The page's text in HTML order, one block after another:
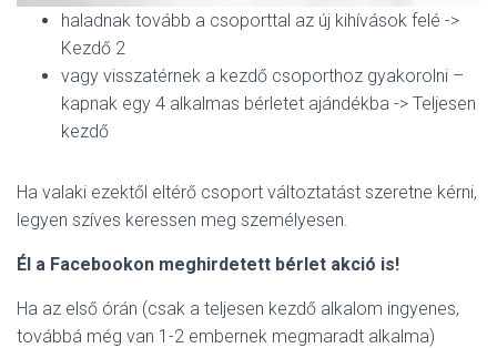
haladnak tovább a csoporttal az új kihívások felé ->
Kezdő 2
vagy visszatérnek a kezdő csoporthoz gyakorolni –
kapnak egy 4 alkalmas bérletet ajándékba -> Teljesen
kezdő
Ha valaki ezektől eltérő csoport változtatást szeretne kérni,
legyen szíves keressen meg személyesen.
Él a Facebookon meghirdetett bérlet akció is!
Ha az első órán (csak a teljesen kezdő alkalom ingyenes,
továbbá még van 1-2 embernek megmaradt alkalma)